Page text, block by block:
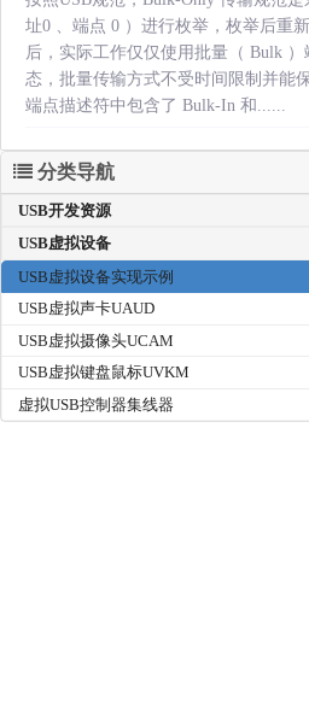
址0 、端点 0 ）进行枚举，枚举后重
后，实际工作仅仅使用批量（ Bulk
态，批量传输方式不受时间限制并能
端点描述符中包含了 Bulk-In 和......
分类导航
USB开发资源
USB虚拟设备
USB虚拟设备实现示例
USB虚拟声卡UAUD
USB虚拟摄像头UCAM
USB虚拟键盘鼠标UVKM
虚拟USB控制器集线器